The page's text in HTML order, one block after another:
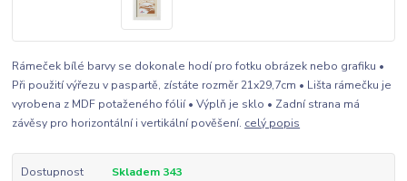
Rámeček bílé barvy se dokonale hodí pro fotku obrázek nebo grafiku •
Při použití výřezu v paspartě, zístáte rozměr 21x29,7cm • Lišta rámečku je
vyrobena z MDF potaženého fólií • Výplň je sklo • Zadní strana má
závěsy pro horizontální i vertikální pověšení. celý popis
Dostupnost Skladem 343